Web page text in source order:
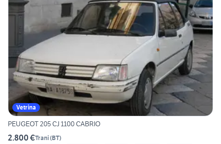
Vetrina
PEUGEOT 205 CJ 1100 CABRIO
2.800 €Trani(BT)